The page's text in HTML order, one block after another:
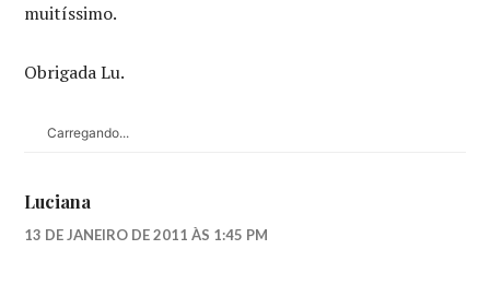
muitíssimo.
Obrigada Lu.
Carregando...
Luciana
13 DE JANEIRO DE 2011 ÀS 1:45 PM